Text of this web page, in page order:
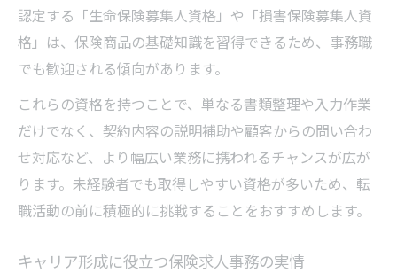
認定する「生命保険募集人資格」や「損害保険募集人資
格」は、保険商品の基礎知識を習得できるため、事務職
でも歓迎される傾向があります。
これらの資格を持つことで、単なる書類整理や入力作業
だけでなく、契約内容の説明補助や顧客からの問い合わ
せ対応など、より幅広い業務に携われるチャンスが広が
ります。未経験者でも取得しやすい資格が多いため、転
職活動の前に積極的に挑戦することをおすすめします。
キャリア形成に役立つ保険求人事務の実情